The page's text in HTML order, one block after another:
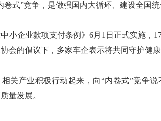
”竞争，是做强国内大循环、建设全国统
企业款项支付条例》6月1日正式实施，
协会的倡议下，多家车企表示将共同守护
产业积极行动起来，向“内卷式”竞争说
量发展。